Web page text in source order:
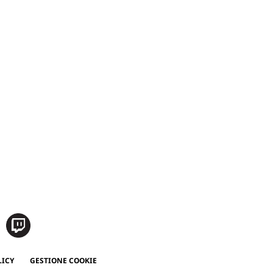
GESTIONE COOKIE